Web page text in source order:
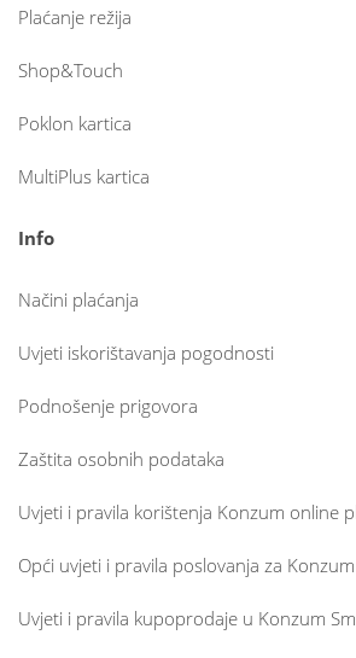
Plaćanje režija
Shop&Touch
Poklon kartica
MultiPlus kartica
Info
Načini plaćanja
Uvjeti iskorištavanja pogodnosti
Podnošenje prigovora
Zaštita osobnih podataka
Uvjeti i pravila korištenja Konzum online
Opći uvjeti i pravila poslovanja za
Uvjeti i pravila kupoprodaje u Konzum